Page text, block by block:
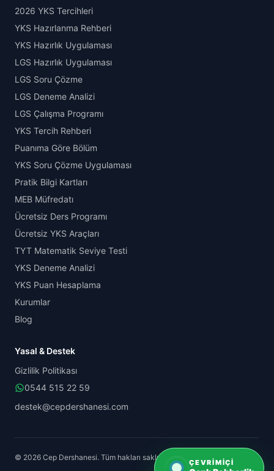
2026 YKS Tercihleri
YKS Hazırlanma Rehberi
YKS Hazırlık Uygulaması
LGS Hazırlık Uygulaması
LGS Soru Çözme
LGS Deneme Analizi
LGS Çalışma Programı
YKS Tercih Rehberi
Puanıma Göre Bölüm
YKS Soru Çözme Uygulaması
Pratik Bilgi Kartları
MEB Müfredatı
Ücretsiz Ders Programı
Ücretsiz YKS Araçları
TYT Matematik Seviye Testi
YKS Deneme Analizi
YKS Puan Hesaplama
Kurumlar
Blog
Yasal & Destek
Gizlilik Politikası
0544 515 22 59
destek@cepdershanesi.com
© 2026 Cep Dershanesi. Tüm hakları saklıdır.
ÇEVRIMIÇI